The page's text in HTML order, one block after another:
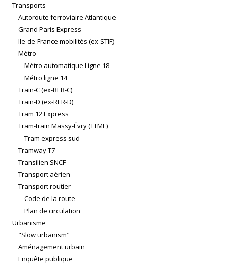
Transports
Autoroute ferroviaire Atlantique
Grand Paris Express
Ile-de-France mobilités (ex-STIF)
Métro
Métro automatique Ligne 18
Métro ligne 14
Train-C (ex-RER-C)
Train-D (ex-RER-D)
Tram 12 Express
Tram-train Massy-Évry (TTME)
Tram express sud
Tramway T7
Transilien SNCF
Transport aérien
Transport routier
Code de la route
Plan de circulation
Urbanisme
"Slow urbanism"
Aménagement urbain
Enquête publique